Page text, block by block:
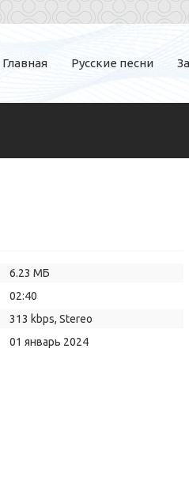
Главная Русские песни
6.23 МБ
02:40
313 kbps, Stereo
01 январь 2024